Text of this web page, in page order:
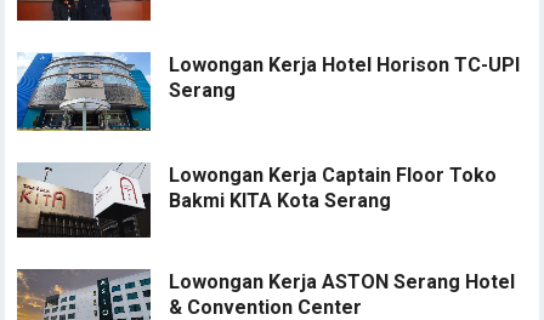
Lowongan Kerja Hotel Horison TC-UPI
Serang
Lowongan Kerja Captain Floor Toko
Bakmi KITA Kota Serang
Lowongan Kerja ASTON Serang Hotel
& Convention Center